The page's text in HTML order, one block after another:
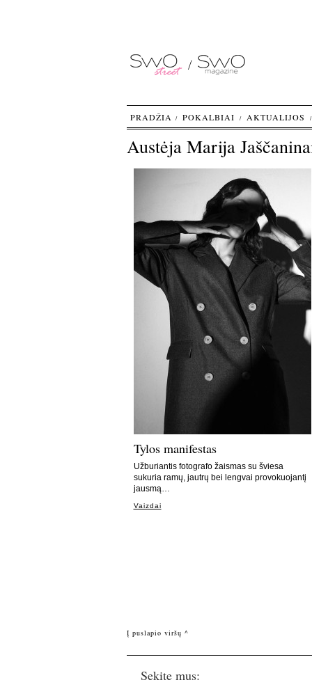
Austėja Marija
Tylos manifestas
Užburiantis fotografo žaismas su šviesa
sukuria ramų, jautrų bei lengvai provokuojantį
jausmą…
Vaizdai
PRADŽIA POKALBIAI AKTUALIJOS
Į puslapio viršų ^
Sekite mus: